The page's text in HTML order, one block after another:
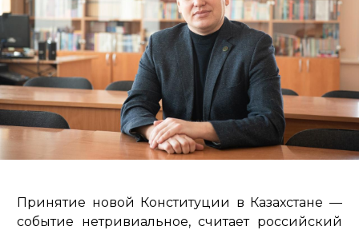
Принятие новой Конституции в Казахстане —
событие нетривиальное, считает российский